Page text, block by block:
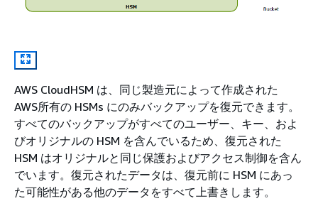
AWS CloudHSM は、同じ製造元によって作成された
AWS所有の HSMs にのみバックアップを復元できます。
すべてのバックアップがすべてのユーザー、キー、およ
びオリジナルの HSM を含んでいるため、復元された
HSM はオリジナルと同じ保護およびアクセス制御を含ん
でいます。復元されたデータは、復元前に HSM にあっ
た可能性がある他のデータをすべて上書きします。